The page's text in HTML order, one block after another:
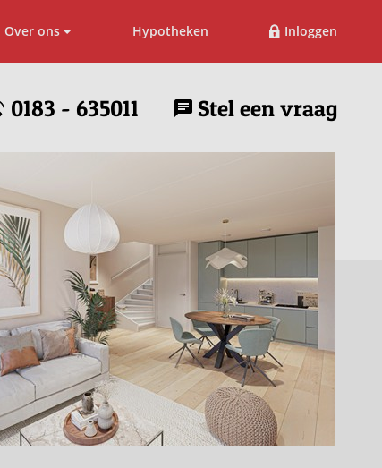
Over ons Hypotheken Inloggen
0183 - 635011 Stel een vraag